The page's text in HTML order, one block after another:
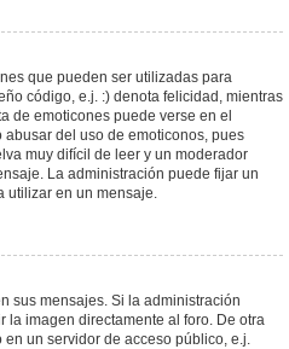
que pueden ser utilizadas para
código, e.j. :) denota felicidad, mientras
de emoticones puede verse en el
del uso de emoticonos, pues
muy difícil de leer y un moderador
La administración puede fijar un
utilizar en un mensaje.
sus mensajes. Si la administración
la imagen directamente al foro. De otra
un servidor de acceso público, e.j.